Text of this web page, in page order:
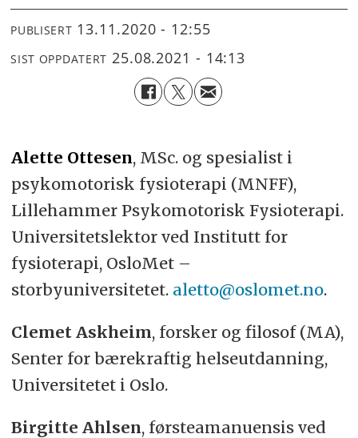
PUBLISERT 13.11.2020 - 12:55
SIST OPPDATERT 25.08.2021 - 14:13
Alette Ottesen, MSc. og spesialist i
psykomotorisk fysioterapi (MNFF),
Lillehammer Psykomotorisk Fysioterapi.
Universitetslektor ved Institutt for
fysioterapi, OsloMet –
storbyuniversitetet. aletto@oslomet.no.
Clemet Askheim, forsker og filosof (MA),
Senter for bærekraftig helseutdanning,
Universitetet i Oslo.
Birgitte Ahlsen, førsteamanuensis ved